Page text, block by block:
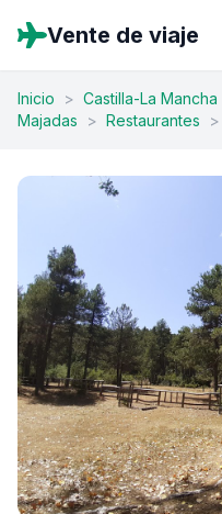
Vente de viaje
Inicio > Castilla-La Mancha
Majadas
> Restaurantes >